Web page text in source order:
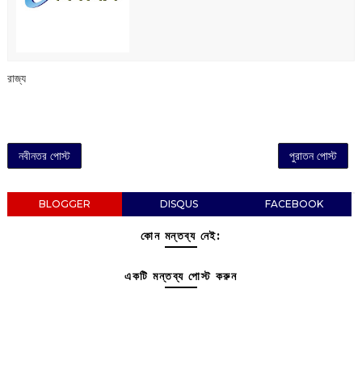
রাজ্য
নবীনতর পোস্ট পুরাতন পোস্ট
BLOGGER DISQUS FACEBOOK
কোন মন্তব্য নেই:
একটি মন্তব্য পোস্ট করুন